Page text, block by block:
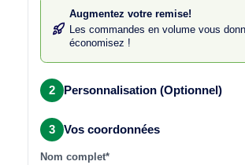
Augmentez votre remise!
Les commandes en volume vous
économisez !
2 Personnalisation (Optionnel)
3 Vos coordonnées
Nom complet*